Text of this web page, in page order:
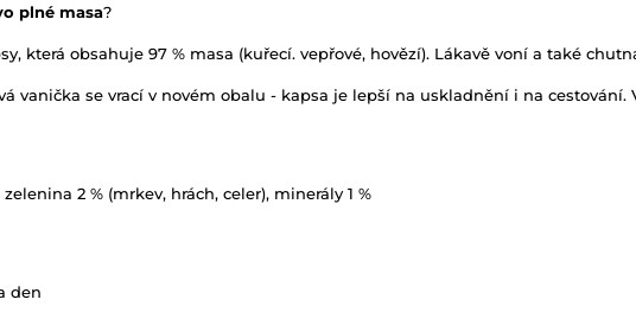
plné masa?
která obsahuje 97 % masa (kuřecí. vepřové, hovězí). Lákavě voní a také
vanička se vrací v novém obalu - kapsa je lepší na uskladnění i na
2 % (mrkev, hrách, celer), minerály 1 %
den